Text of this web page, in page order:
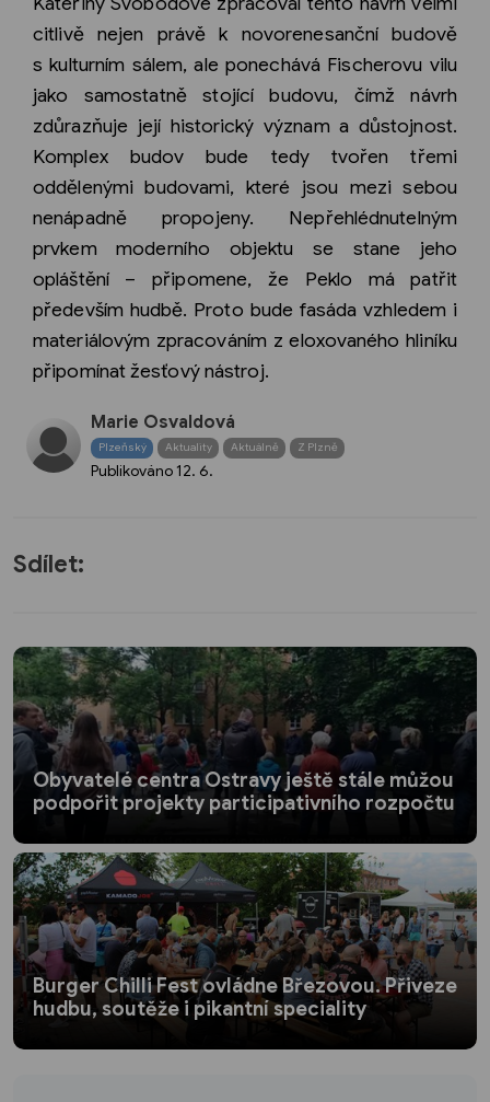
citlivě nejen právě k novorenesanční budově
s kulturním sálem, ale ponechává Fischerovu vilu
jako samostatně stojící budovu, čímž návrh
zdůrazňuje její historický význam a důstojnost.
Komplex budov bude tedy tvořen třemi
oddělenými budovami, které jsou mezi sebou
nenápadně propojeny. Nepřehlédnutelným
prvkem moderního objektu se stane jeho
opláštění – připomene, že Peklo má patřit
především hudbě. Proto bude fasáda vzhledem i
materiálovým zpracováním z eloxovaného hliníku
připomínat žesťový nástroj.
Marie Osvaldová
Plzeňský Aktuality Aktuálně Z Plzně
Publikováno 12. 6.
Sdílet:
Obyvatelé centra Ostravy ještě stále můžou
podpořit projekty participativního rozpočtu
Burger Chilli Fest ovládne Březovou. Přiveze
hudbu, soutěže i pikantní speciality